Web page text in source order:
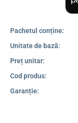
Pachetul conține:
Unitate de bază:
Preț unitar:
Cod produs:
Garanție: